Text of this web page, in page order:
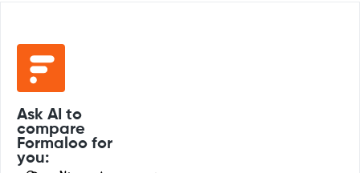
Ask AI to
compare
Formaloo for
you: